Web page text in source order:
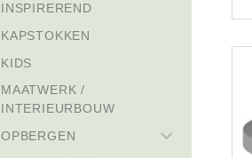
INSPIREREND
KAPSTOKKEN
KIDS
MAATWERK /
INTERIEURBOUW
OPBERGEN